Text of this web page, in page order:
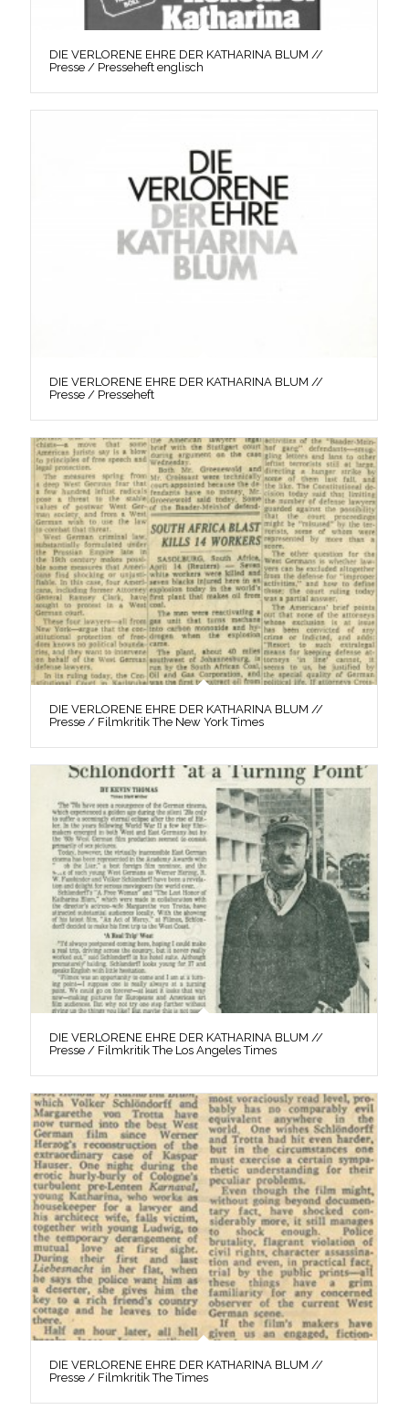
DIE VERLORENE EHRE DER KATHARINA BLUM //
Presse / Presseheft englisch
DIE VERLORENE EHRE DER KATHARINA BLUM //
Presse / Presseheft
DIE VERLORENE EHRE DER KATHARINA BLUM //
Presse / Filmkritik The New York Times
DIE VERLORENE EHRE DER KATHARINA BLUM //
Presse / Filmkritik The Los Angeles Times
DIE VERLORENE EHRE DER KATHARINA BLUM //
Presse / Filmkritik The Times